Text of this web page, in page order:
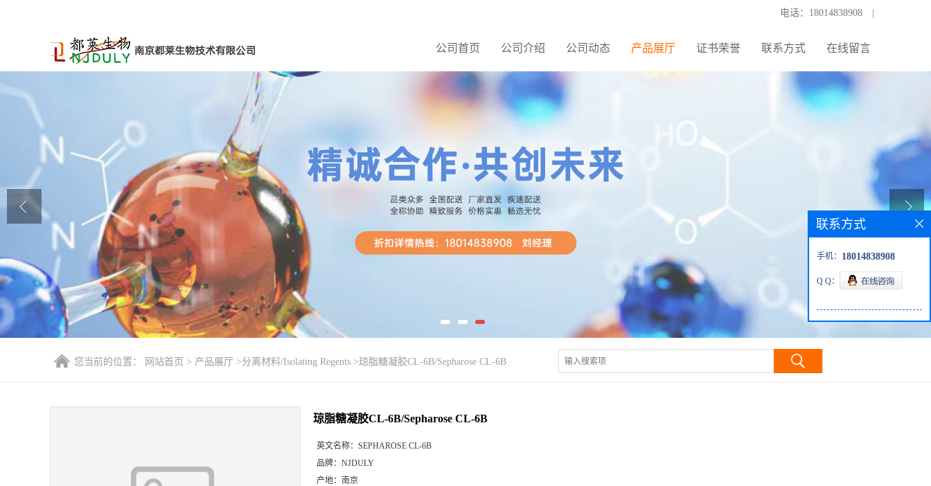
电话： 18014838908
公司首页 公司介绍 公司动态 产品展厅 证书荣誉 联系方式 在线留言
公司首页
公司动态
产品展厅
证书荣誉
联系方式
在线留言
您当前的位置： 网站首页 > 产品展厅 >分离材料/Isolating Regents >琼脂糖凝胶CL-6B/Sepharose CL-6B
琼脂糖凝胶CL-6B/Sepharose CL-6B
英文名称： SEPHAROSE CL-6B
品牌： NJDULY
产地： 南京
联系方式
手机： 18014838908
Q Q：